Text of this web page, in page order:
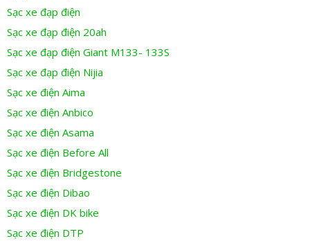
Sạc xe đạp điện
Sạc xe đạp điện 20ah
Sạc xe đạp điện Giant M133- 133S
Sạc xe đạp điện Nijia
Sạc xe điện Aima
Sạc xe điện Anbico
Sạc xe điện Asama
Sạc xe điện Before All
Sạc xe điện Bridgestone
Sạc xe điện Dibao
Sạc xe điện DK bike
Sạc xe điện DTP